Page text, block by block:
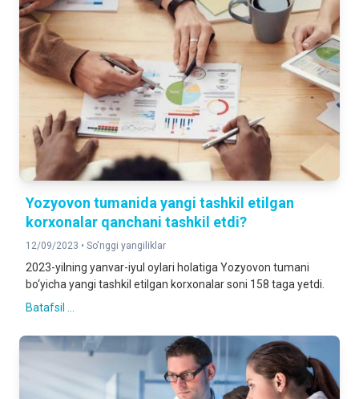
Yozyovon tumanida yangi tashkil etilgan
korxonalar qanchani tashkil etdi?
12/09/2023 • So'nggi yangiliklar
2023-yilning yanvar-iyul oylari holatiga Yozyovon tumani
bo‘yicha yangi tashkil etilgan korxonalar soni 158 taga yetdi.
Batafsil ...